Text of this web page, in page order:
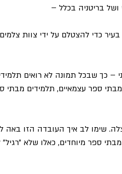
ושל בריטניה בכלל –
כדי להצטלם על ידי צוות
– כך שבכל תמונה לא רואים
ספר עצמאיים, תלמידים מבתי
שימו לב איך העובדה הזו באה
ספר מיוחדים, כאלו שלא